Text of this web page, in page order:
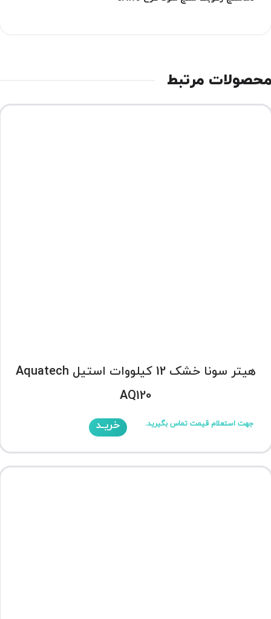
مرتبط
هیتر سونا خشک 12 کیلووات استیل Aquatech
AQ120
جهت استعلام قیمت تماس بگیرید. خریـد